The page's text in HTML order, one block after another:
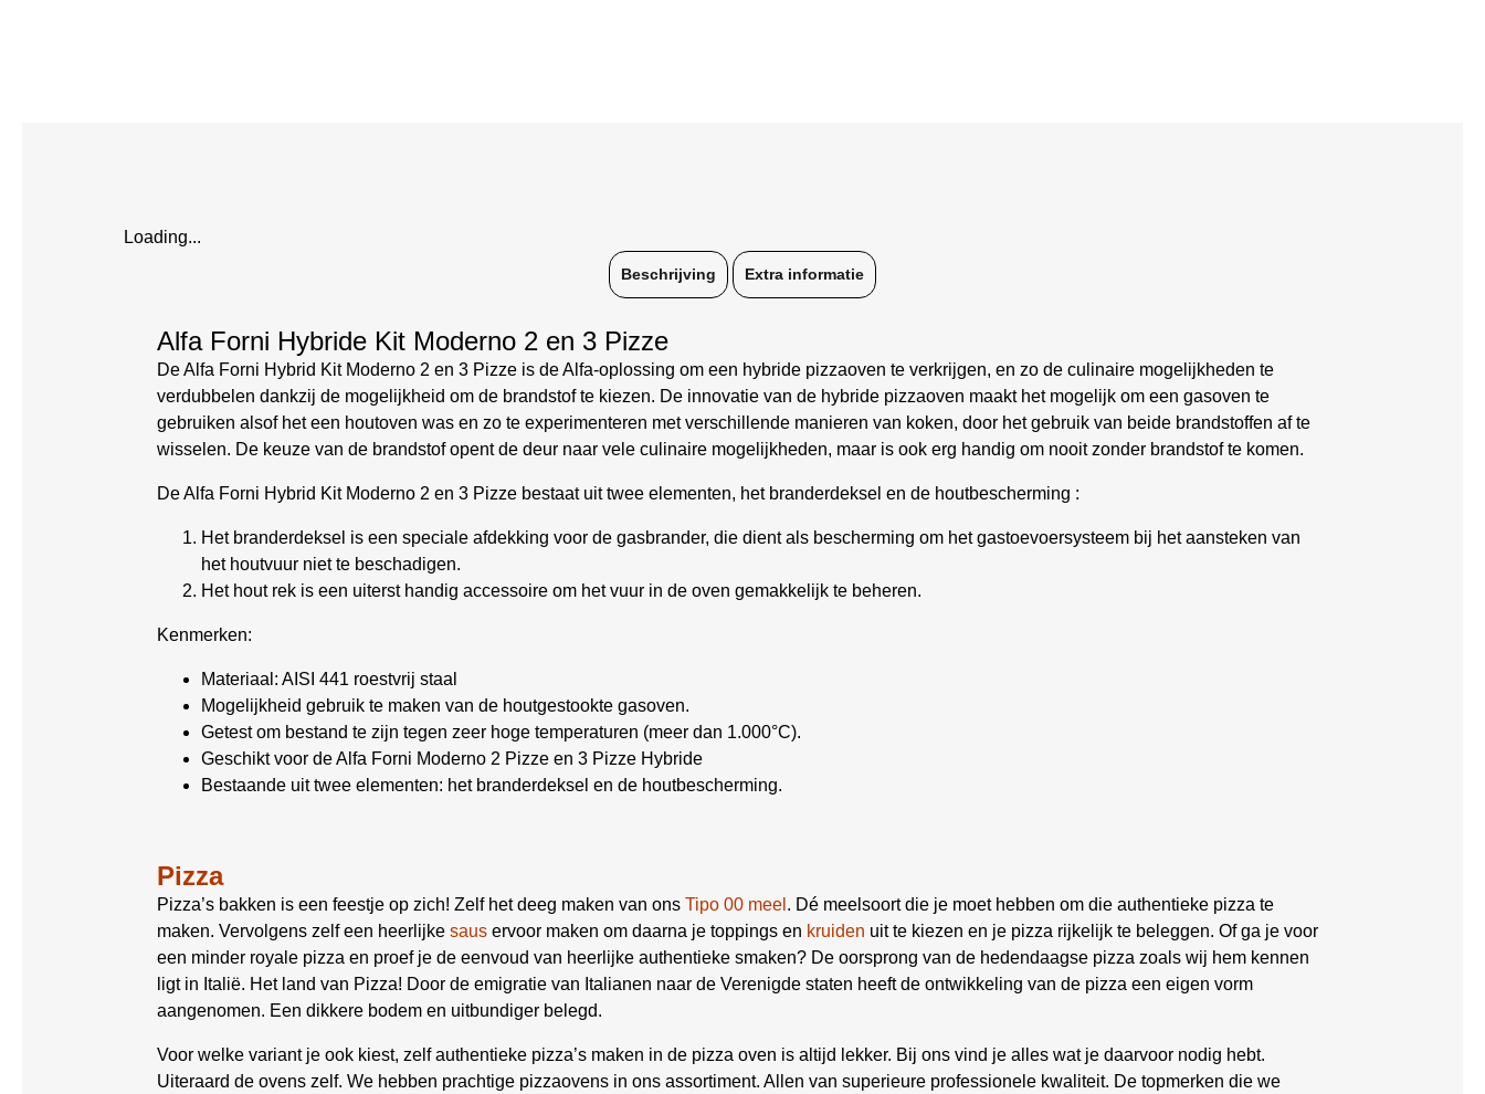
Loading...
Beschrijving Extra informatie
Alfa Forni Hybride Kit Moderno 2 en 3 Pizze
De Alfa Forni Hybrid Kit Moderno 2 en 3 Pizze is de Alfa-oplossing om een hybride pizzaoven te verkrijgen, en zo de culinaire mogelijkheden te
verdubbelen dankzij de mogelijkheid om de brandstof te kiezen. De innovatie van de hybride pizzaoven maakt het mogelijk om een gasoven te
gebruiken alsof het een houtoven was en zo te experimenteren met verschillende manieren van koken, door het gebruik van beide brandstoffen af te
wisselen. De keuze van de brandstof opent de deur naar vele culinaire mogelijkheden, maar is ook erg handig om nooit zonder brandstof te komen.
De Alfa Forni Hybrid Kit Moderno 2 en 3 Pizze bestaat uit twee elementen, het branderdeksel en de houtbescherming :
Het branderdeksel is een speciale afdekking voor de gasbrander, die dient als bescherming om het gastoevoersysteem bij het aansteken van
het houtvuur niet te beschadigen.
Het hout rek is een uiterst handig accessoire om het vuur in de oven gemakkelijk te beheren.
Kenmerken:
Materiaal: AISI 441 roestvrij staal
Mogelijkheid gebruik te maken van de houtgestookte gasoven.
Getest om bestand te zijn tegen zeer hoge temperaturen (meer dan 1.000°C).
Geschikt voor de Alfa Forni Moderno 2 Pizze en 3 Pizze Hybride
Bestaande uit twee elementen: het branderdeksel en de houtbescherming.
Pizza
Pizza’s bakken is een feestje op zich! Zelf het deeg maken van ons Tipo 00 meel . Dé meelsoort die je moet hebben om die authentieke pizza te
maken. Vervolgens zelf een heerlijke saus ervoor maken om daarna je toppings en kruiden uit te kiezen en je pizza rijkelijk te beleggen. Of ga je voor
een minder royale pizza en proef je de eenvoud van heerlijke authentieke smaken? De oorsprong van de hedendaagse pizza zoals wij hem kennen
ligt in Italië. Het land van Pizza! Door de emigratie van Italianen naar de Verenigde staten heeft de ontwikkeling van de pizza een eigen vorm
aangenomen. Een dikkere bodem en uitbundiger belegd.
Voor welke variant je ook kiest, zelf authentieke pizza’s maken in de pizza oven is altijd lekker. Bij ons vind je alles wat je daarvoor nodig hebt.
Uiteraard de ovens zelf. We hebben prachtige pizzaovens in ons assortiment. Allen van superieure professionele kwaliteit. De topmerken die we